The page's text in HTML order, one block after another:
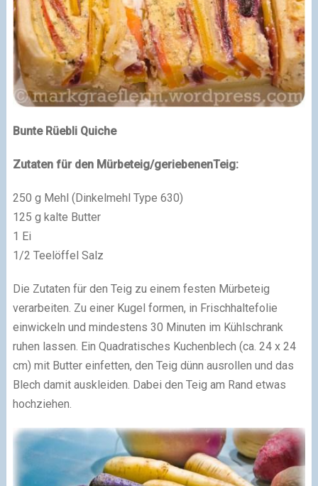
Bunte Rüebli Quiche
Zutaten für den Mürbeteig/geriebenenTeig:
250 g Mehl (Dinkelmehl Type 630)
125 g kalte Butter
1 Ei
1/2 Teelöffel Salz
Die Zutaten für den Teig zu einem festen Mürbeteig
verarbeiten. Zu einer Kugel formen, in Frischhaltefolie
einwickeln und mindestens 30 Minuten im Kühlschrank
ruhen lassen. Ein Quadratisches Kuchenblech (ca. 24 x 24
cm) mit Butter einfetten, den Teig dünn ausrollen und das
Blech damit auskleiden. Dabei den Teig am Rand etwas
hochziehen.